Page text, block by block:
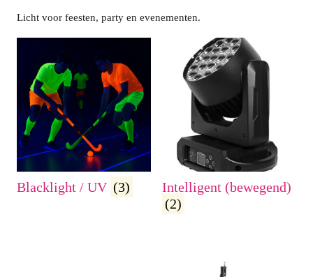
Licht voor feesten, party en evenementen.
Blacklight / UV (3)
Intelligent (bewegend)
(2)